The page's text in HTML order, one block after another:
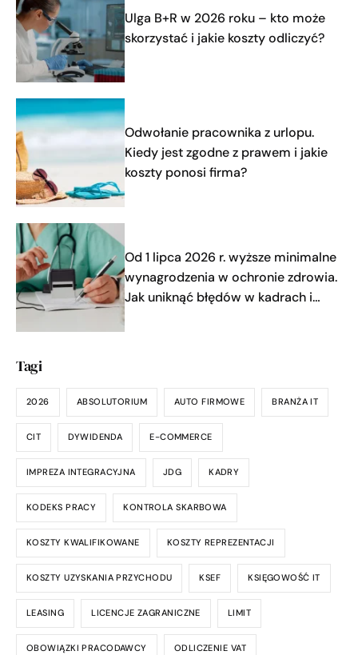
Ulga B+R w 2026 roku – kto może
skorzystać i jakie koszty odliczyć?
Odwołanie pracownika z urlopu.
Kiedy jest zgodne z prawem i jakie
koszty ponosi firma?
Od 1 lipca 2026 r. wyższe minimalne
wynagrodzenia w ochronie zdrowia.
Jak uniknąć błędów w kadrach i
Tagi
2026 ABSOLUTORIUM AUTO FIRMOWE BRANŻA IT
CIT DYWIDENDA E-COMMERCE
IMPREZA INTEGRACYJNA JDG KADRY
KODEKS PRACY KONTROLA SKARBOWA
KOSZTY KWALIFIKOWANE KOSZTY REPREZENTACJI
KOSZTY UZYSKANIA PRZYCHODU KSEF KSIĘGOWOŚĆ IT
LEASING LICENCJE ZAGRANICZNE LIMIT
OBOWIĄZKI PRACODAWCY ODLICZENIE VAT